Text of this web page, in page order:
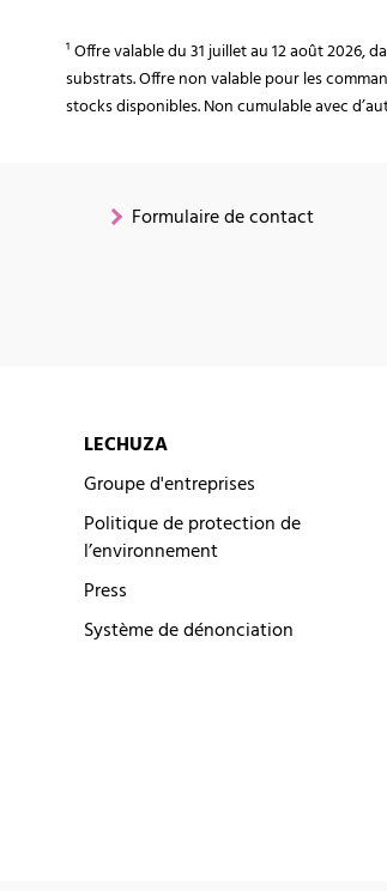
¹ Offre valable du 31 juillet au 12 août 2026,
substrats. Offre non valable pour les
stocks disponibles. Non cumulable avec
Formulaire de contact
LECHUZA
Groupe d'entreprises
Politique de protection de
l’environnement
Press
Système de dénonciation